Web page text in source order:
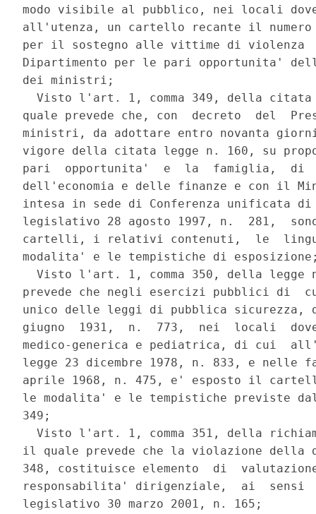
modo visibile al pubblico, nei locali
all'utenza, un cartello recante il
per il sostegno alle vittime di violenza
Dipartimento per le pari opportunita'
dei ministri;
Visto l'art. 1, comma 349, della
quale prevede che, con  decreto  del
ministri, da adottare entro novanta
vigore della citata legge n. 160, su
pari  opportunita'  e  la  famiglia,  di
dell'economia e delle finanze e con il
intesa in sede di Conferenza unificata
legislativo 28 agosto 1997, n.  281,
cartelli, i relativi contenuti,  le
modalita' e le tempistiche di
Visto l'art. 1, comma 350, della legge
prevede che negli esercizi pubblici
unico delle leggi di pubblica
giugno  1931,  n.  773,  nei  locali
medico-generica e pediatrica, di cui
legge 23 dicembre 1978, n. 833, e nelle
aprile 1968, n. 475, e' esposto il
le modalita' e le tempistiche previste
349;
Visto l'art. 1, comma 351, della
il quale prevede che la violazione della
348, costituisce elemento  di
responsabilita' dirigenziale,  ai
legislativo 30 marzo 2001, n. 165;